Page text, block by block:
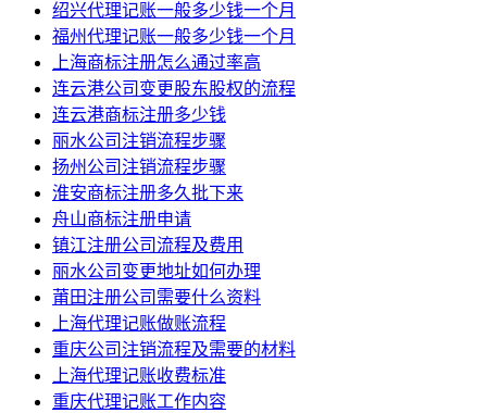
绍兴代理记账一般多少钱一个月
福州代理记账一般多少钱一个月
上海商标注册怎么通过率高
连云港公司变更股东股权的流程
连云港商标注册多少钱
丽水公司注销流程步骤
扬州公司注销流程步骤
淮安商标注册多久批下来
舟山商标注册申请
镇江注册公司流程及费用
丽水公司变更地址如何办理
莆田注册公司需要什么资料
上海代理记账做账流程
重庆公司注销流程及需要的材料
上海代理记账收费标准
重庆代理记账工作内容